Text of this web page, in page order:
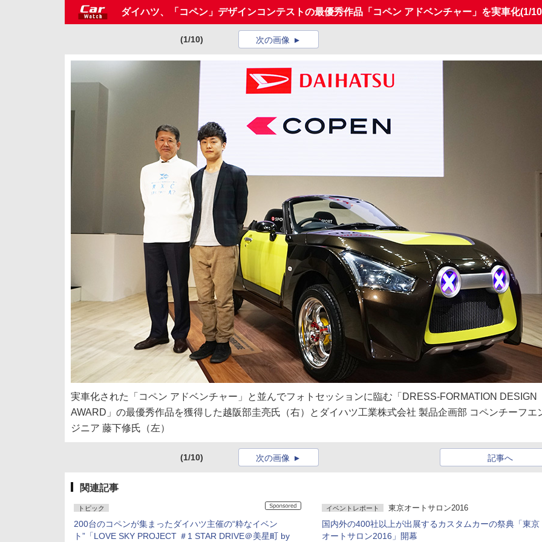
ダイハツ、「コペン」デザインコンテストの最優秀作品「コペン アドベンチャー」を実車化(1/
(1/10) 次の画像
実車化された「コペン アドベンチャー」と並んでフォトセッションに臨む「DRESS-FORMATION DESIGN
AWARD」の最優秀作品を獲得した越阪部圭亮氏（右）とダイハツ工業株式会社 製品企画部 コペンチーフエ
ジニア 藤下修氏（左）
(1/10) 記事へ
次の画像
関連記事
トピック
200台のコペンが集まったダイハツ主催の“粋なイベン
ト”「LOVE SKY PROJECT ＃1 STAR DRIVE＠美星町 by
イベントレポート 東京オートサロン2016
国内外の400社以上が出展するカスタムカーの祭典「東京
オートサロン2016」開幕